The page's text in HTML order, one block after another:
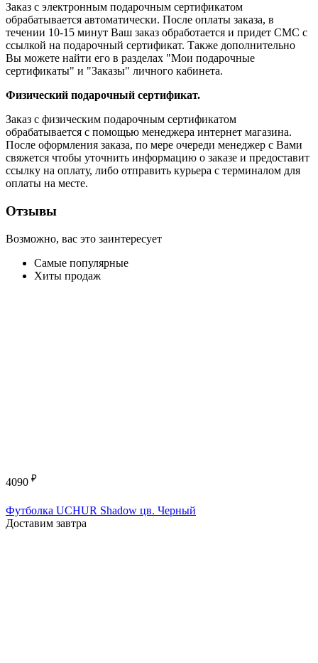
Заказ с электронным подарочным сертификатом
обрабатывается автоматически. После оплаты заказа, в
течении 10-15 минут Ваш заказ обработается и придет СМС с
ссылкой на подарочный сертификат. Также дополнительно
Вы можете найти его в разделах "Мои подарочные
сертификаты" и "Заказы" личного кабинета.
Физический подарочный сертификат.
Заказ с физическим подарочным сертификатом
обрабатывается с помощью менеджера интернет магазина.
После оформления заказа, по мере очереди менеджер с Вами
свяжется чтобы уточнить информацию о заказе и предоставит
ссылку на оплату, либо отправить курьера с терминалом для
оплаты на месте.
Отзывы
Возможно, вас это заинтересует
Самые популярные
Хиты продаж
4090 ₽
Футболка UCHUR Shadow цв. Черный
Доставим завтра